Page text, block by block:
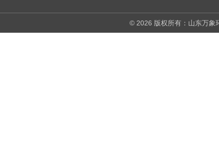
© 2026 版权所有：山东万